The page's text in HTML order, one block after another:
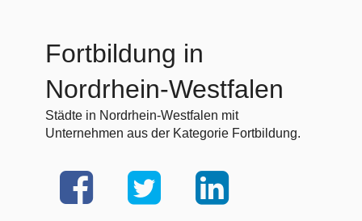
Fortbildung in
Nordrhein-Westfalen
Städte in Nordrhein-Westfalen mit
Unternehmen aus der Kategorie Fortbildung.